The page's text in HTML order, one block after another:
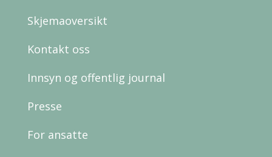
Skjemaoversikt
Kontakt oss
Innsyn og offentlig journal
Presse
For ansatte